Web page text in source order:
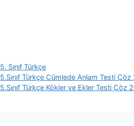
Kategoriler
5. Sınıf Türkçe
5.Sınıf Türkçe Cümlede Anlam Testi
5.Sınıf Türkçe Kökler ve Ekler Testi Çöz